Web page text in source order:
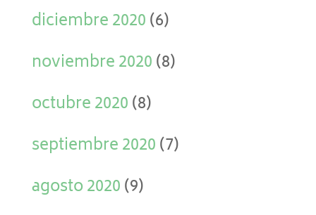
diciembre 2020(6)
noviembre 2020(8)
octubre 2020(8)
septiembre 2020(7)
agosto 2020(9)